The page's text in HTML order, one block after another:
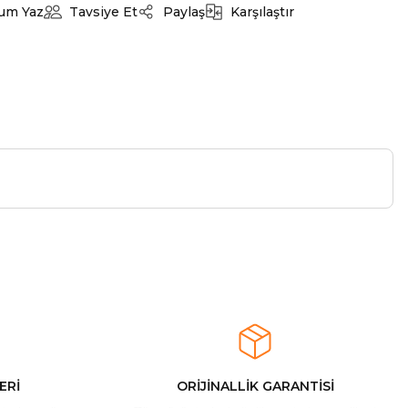
Yaz Tavsiye Et Paylaş Karşılaştır
ORİJİNALLİK GARANTİSİ